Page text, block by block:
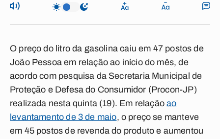
O preço do litro da gasolina caiu em 47 postos de
João Pessoa em relação ao início do mês, de
acordo com pesquisa da Secretaria Municipal de
Proteção e Defesa do Consumidor (Procon-JP)
realizada nesta quinta (19). Em relaçãoao
levantamento de 3 de maio, o preço se manteve
em 45 postos de revenda do produto e aumentou